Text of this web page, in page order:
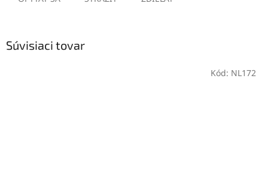
Súvisiaci tovar
Kód: NL172